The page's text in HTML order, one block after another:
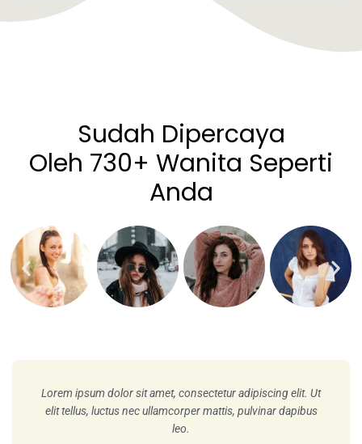
Sudah Dipercaya
Oleh 730+ Wanita Seperti
Anda
Lorem ipsum dolor sit amet, consectetur adipiscing elit. Ut
elit tellus, luctus nec ullamcorper mattis, pulvinar dapibus
leo.